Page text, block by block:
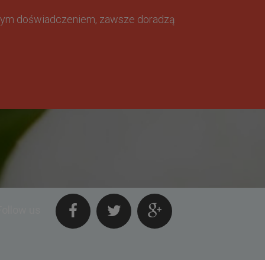
doświadczeniem, zawsze doradzą